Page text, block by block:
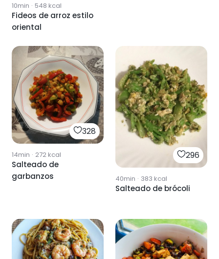
10min · 548 kcal
Fideos de arroz estilo
oriental
328
14min · 272kcal
Salteado de
garbanzos
296
40min · 383 kcal
Salteado de brócoli